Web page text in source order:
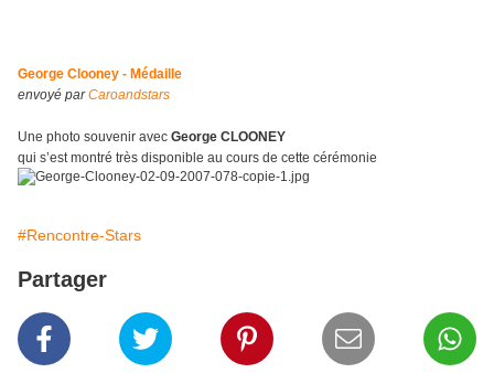
George Clooney - Médaille
envoyé parCaroandstars
Une photo souvenir avec George CLOONEY
qui s’est montré très disponible au cours de cette cérémonie
#Rencontre-Stars
Partager